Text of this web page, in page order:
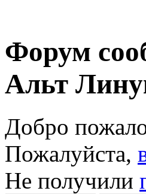
Форум
Альт
Добро
Пожалуйста,
Не получили